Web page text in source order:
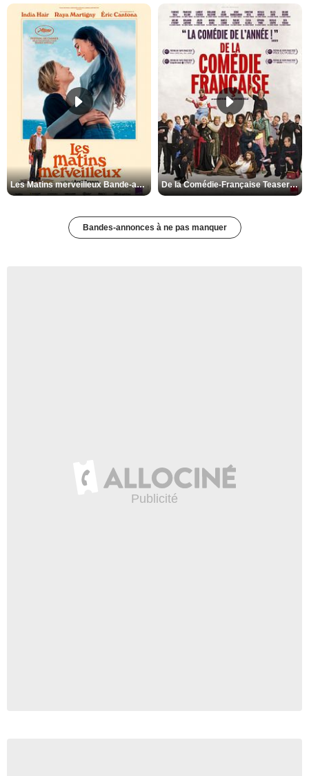
Les Matins merveilleux Bande-annonce VF De la Comédie-Française Teaser VF
Bandes-annonces à ne pas manquer